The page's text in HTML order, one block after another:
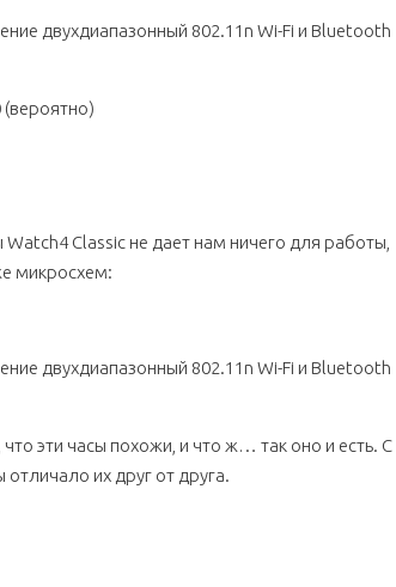
двухдиапазонный 802.11n Wi-Fi и Bluetooth
Classic не дает нам ничего для работы,
микросхем:
двухдиапазонный 802.11n Wi-Fi и Bluetooth
эти часы похожи, и что ж… так оно и есть. С
отличало их друг от друга.